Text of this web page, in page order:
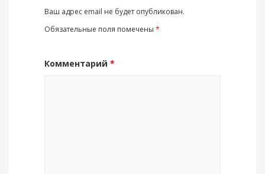
Ваш адрес email не будет опубликован.
Обязательные поля помечены *
Комментарий *